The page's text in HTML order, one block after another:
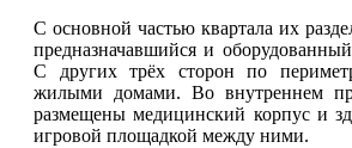
С основной частью квартала их
предназначавшийся и
С других трёх сторон по
жилыми домами. Во внутреннем
размещены медицинский корпус и
игровой площадкой между ними.